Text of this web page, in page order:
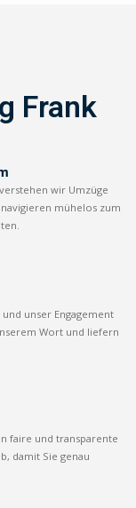
Frank
wir Umzüge
mühelos zum
unser Engagement
Wort und liefern
faire und transparente
damit Sie genau